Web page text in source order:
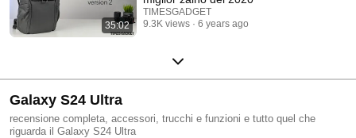
35:02
TIMESGADGET
9.3K views
6 years ago
Galaxy S24 Ultra
recensione completa, accessori, trucchi e funzioni e tutto quel che
riguarda il Galaxy S24 Ultra